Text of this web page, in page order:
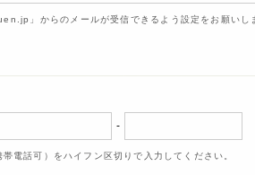
」からのメールが受信できるよう設定をお願いし
-
電話可）をハイフン区切りで入力してください。